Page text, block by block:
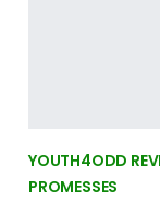
YOUTH4ODD
PROMESSES